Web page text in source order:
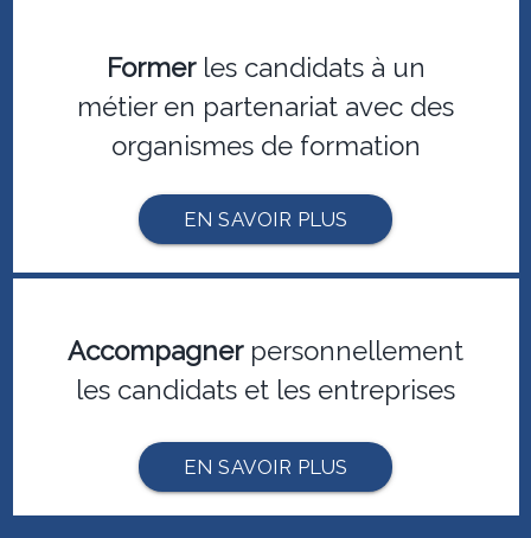
Formerles candidats à un
métier en partenariat avec des
organismes de formation
EN SAVOIR PLUS
Accompagnerpersonnellement
les candidats et les entreprises
EN SAVOIR PLUS